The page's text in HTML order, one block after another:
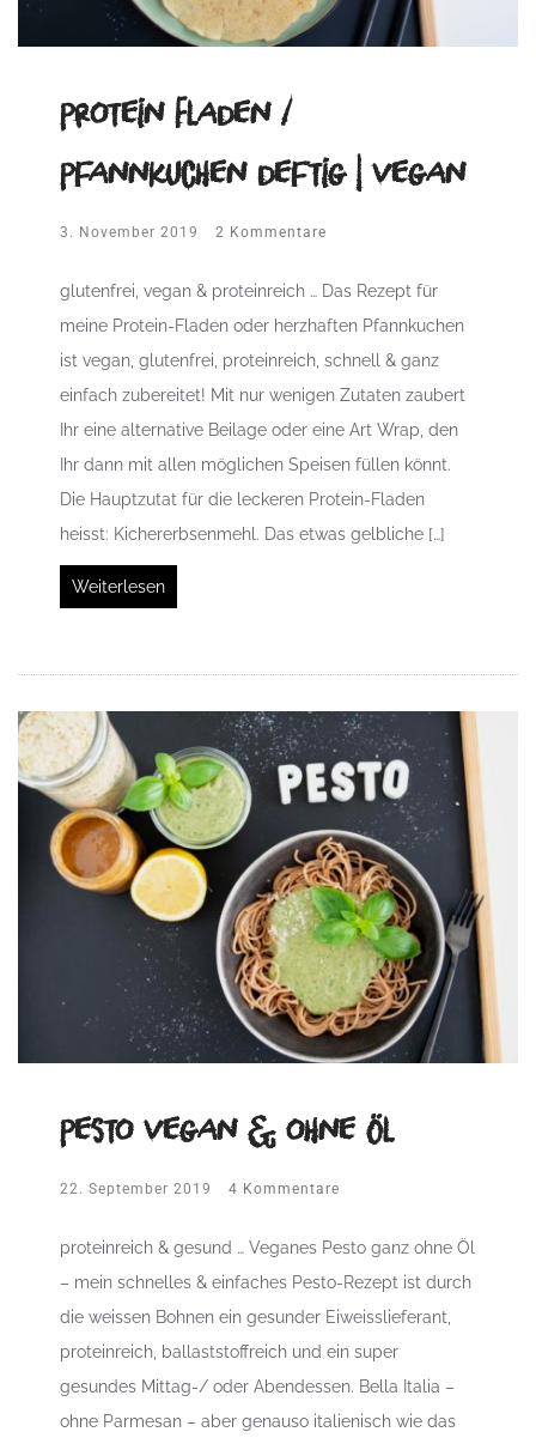
Protein Fladen /
Pfannkuchen deftig | vegan
3. November 2019 2 Kommentare
glutenfrei, vegan & proteinreich … Das Rezept für
meine Protein-Fladen oder herzhaften Pfannkuchen
ist vegan, glutenfrei, proteinreich, schnell & ganz
einfach zubereitet! Mit nur wenigen Zutaten zaubert
Ihr eine alternative Beilage oder eine Art Wrap, den
Ihr dann mit allen möglichen Speisen füllen könnt.
Die Hauptzutat für die leckeren Protein-Fladen
heisst: Kichererbsenmehl. Das etwas gelbliche […]
Weiterlesen
Pesto vegan & ohne Öl
22. September 2019 4 Kommentare
proteinreich & gesund … Veganes Pesto ganz ohne Öl
– mein schnelles & einfaches Pesto-Rezept ist durch
die weissen Bohnen ein gesunder Eiweisslieferant,
proteinreich, ballaststoffreich und ein super
gesundes Mittag-/ oder Abendessen. Bella Italia –
ohne Parmesan – aber genauso italienisch wie das